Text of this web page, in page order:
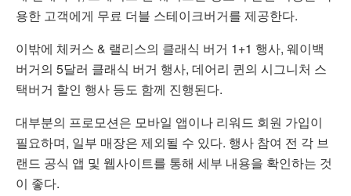
용한 고객에게 무료 더블 스테이크버거를 제공한다.
이밖에 체커스 & 랠리스의 클래식 버거 1+1 행사, 웨이백
버거의 5달러 클래식 버거 행사, 데어리 퀸의 시그니처 스
택버거 할인 행사 등도 함께 진행된다.
대부분의 프로모션은 모바일 앱이나 리워드 회원 가입이
필요하며, 일부 매장은 제외될 수 있다. 행사 참여 전 각 브
랜드 공식 앱 및 웹사이트를 통해 세부 내용을 확인하는 것
이 좋다.